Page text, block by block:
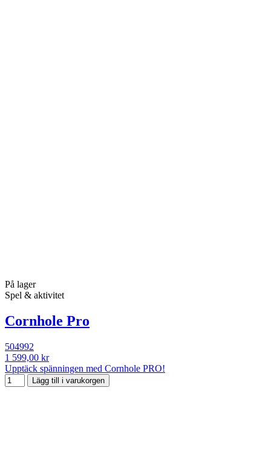
På lager
Spel & aktivitet
Cornhole Pro
504992
1 599,00 kr
Upptäck spänningen med Cornhole PRO!
Lägg till i varukorgen